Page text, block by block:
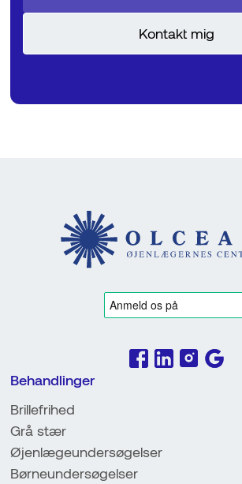
Behandlinger
Brillefrihed
Grå stær
Øjenlægeundersøgelser
Børneundersøgelser